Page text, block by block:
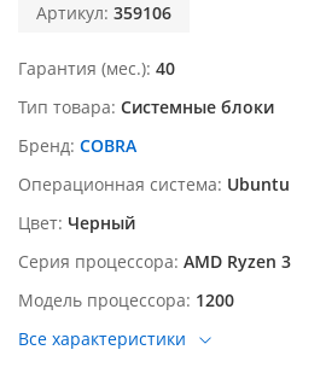
Артикул: 359106
Гарантия (мес.) 40
Тип товара Системные блоки
Бренд COBRA
Операционная система Ubuntu
Цвет Черный
Серия процессора AMD Ryzen 3
Модель процессора 1200
Все характеристики